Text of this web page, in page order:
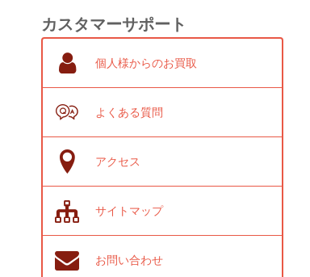
カスタマーサポート
個人様からのお買取
よくある質問
アクセス
サイトマップ
お問い合わせ